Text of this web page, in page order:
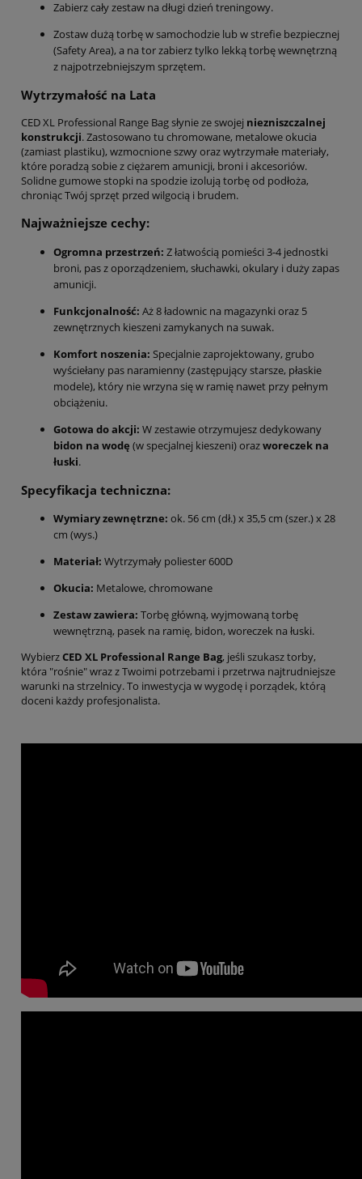
Zabierz cały zestaw na długi dzień treningowy.
Zostaw dużą torbę w samochodzie lub w strefie bezpiecznej
(Safety Area), a na tor zabierz tylko lekką torbę wewnętrzną
z najpotrzebniejszym sprzętem.
Wytrzymałość na Lata
CED XL Professional Range Bag słynie ze swojej niezniszczalnej
konstrukcji. Zastosowano tu chromowane, metalowe okucia
(zamiast plastiku), wzmocnione szwy oraz wytrzymałe materiały,
które poradzą sobie z ciężarem amunicji, broni i akcesoriów.
Solidne gumowe stopki na spodzie izolują torbę od podłoża,
chroniąc Twój sprzęt przed wilgocią i brudem.
Najważniejsze cechy:
Ogromna przestrzeń: Z łatwością pomieści 3-4 jednostki
broni, pas z oporządzeniem, słuchawki, okulary i duży zapas
amunicji.
Funkcjonalność: Aż 8 ładownic na magazynki oraz 5
zewnętrznych kieszeni zamykanych na suwak.
Komfort noszenia: Specjalnie zaprojektowany, grubo
wyściełany pas naramienny (zastępujący starsze, płaskie
modele), który nie wrzyna się w ramię nawet przy pełnym
obciążeniu.
Gotowa do akcji: W zestawie otrzymujesz dedykowany
bidon na wodę (w specjalnej kieszeni) orazworeczek na
łuski.
Specyfikacja techniczna:
Wymiary zewnętrzne: ok. 56 cm (dł.) x 35,5 cm (szer.) x 28
cm (wys.)
Materiał: Wytrzymały poliester 600D
Okucia: Metalowe, chromowane
Zestaw zawiera: Torbę główną, wyjmowaną torbę
wewnętrzną, pasek na ramię, bidon, woreczek na łuski.
WybierzCED XL Professional Range Bag, jeśli szukasz torby,
która "rośnie" wraz z Twoimi potrzebami i przetrwa najtrudniejsze
warunki na strzelnicy. To inwestycja w wygodę i porządek, którą
doceni każdy profesjonalista.